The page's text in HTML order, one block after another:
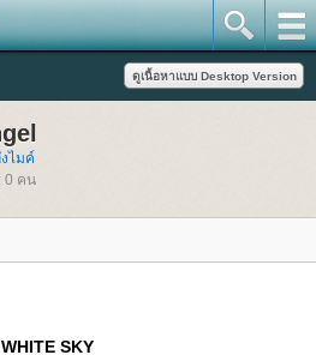
ไมค์
0 คน
WHITE SKY